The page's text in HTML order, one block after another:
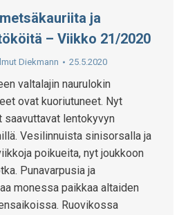
ja
– Viikko 21/2020
Diekmann 25.5.2020
valtalajin naurulokin
ovat kuoriutuneet. Nyt
lentokyvyn
Vesilinnuista sinisorsalla ja
poikueita, nyt joukkoon
Punavarpusia ja
monessa paikkaa altaiden
Ruovikossa